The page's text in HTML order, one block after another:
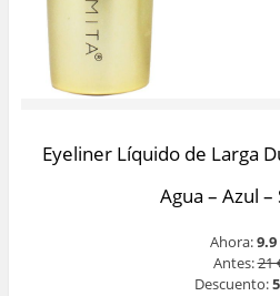
Eyeliner Líquido de Larga
Agua – Azul –
Ahora:9.9
Antes:21
Descuento: